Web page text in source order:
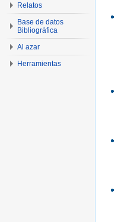
Relatos
Base de datos
Bibliográfica
Al azar
Herramientas